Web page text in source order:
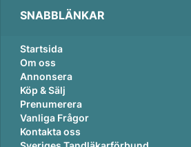
Val
2026
SNABBLÄNKAR
Startsida
Om oss
Annonsera
Köp & Sälj
Prenumerera
Vanliga Frågor
Kontakta oss